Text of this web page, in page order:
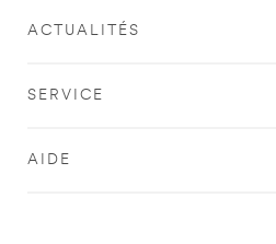
ACTUALITÉS
SERVICE
AIDE